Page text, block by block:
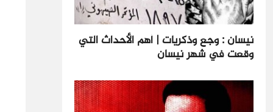
نيسان : وجع وذكريات | أهم الأحداث التي
وقعت في شهر نيسان